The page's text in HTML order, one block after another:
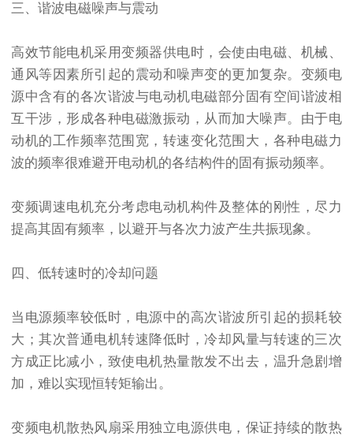
三、谐波电磁噪声与震动
高效节能电机采用变频器供电时，会使由电磁、机械、
通风等因素所引起的震动和噪声变的更加复杂。变频电
源中含有的各次谐波与电动机电磁部分固有空间谐波相
互干涉，形成各种电磁激振动，从而加大噪声。由于电
动机的工作频率范围宽，转速变化范围大，各种电磁力
波的频率很难避开电动机的各结构件的固有振动频率。
变频调速电机充分考虑电动机构件及整体的刚性，尽力
提高其固有频率，以避开与各次力波产生共振现象。
四、低转速时的冷却问题
当电源频率较低时，电源中的高次谐波所引起的损耗较
大；其次普通电机转速降低时，冷却风量与转速的三次
方成正比减小，致使电机热量散发不出去，温升急剧增
加，难以实现恒转矩输出。
变频电机散热风扇采用独立电源供电，保证持续的散热